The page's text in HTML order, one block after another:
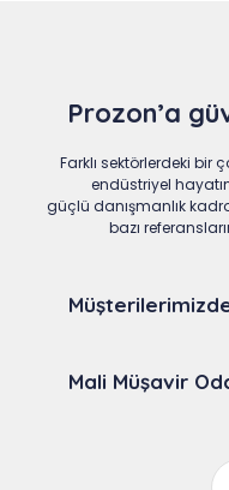
Prozon’a
Farklı sektörlerdeki bir
endüstriyel
güçlü danışmanlık
bazı
Mali Müşavir